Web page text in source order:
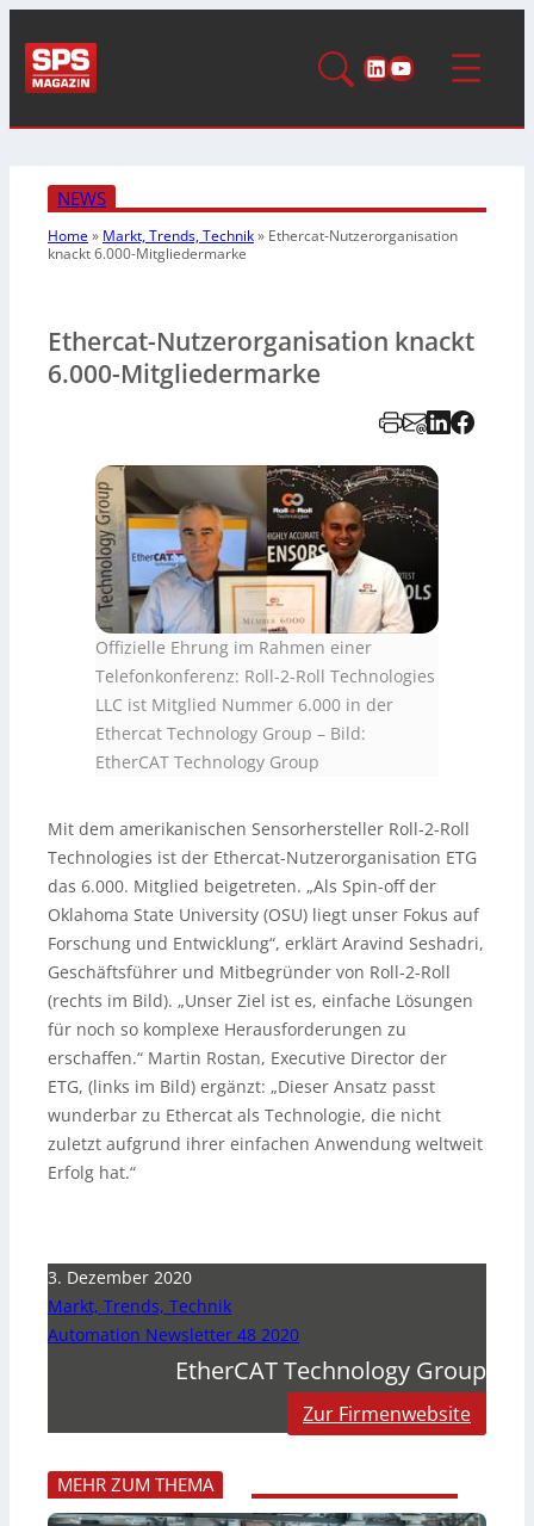
LinkedIn
YouTube
NEWS
Home» Markt, Trends, Technik» Ethercat-Nutzerorganisation
knackt 6.000-Mitgliedermarke
Ethercat-Nutzerorganisation knackt
6.000-Mitgliedermarke
Offizielle Ehrung im Rahmen einer
Telefonkonferenz: Roll-2-Roll Technologies
LLC ist Mitglied Nummer 6.000 in der
Ethercat Technology Group – Bild:
EtherCAT Technology Group
Mit dem amerikanischen Sensorhersteller Roll-2-Roll
Technologies ist der Ethercat-Nutzerorganisation ETG
das 6.000. Mitglied beigetreten. „Als Spin-off der
Oklahoma State University (OSU) liegt unser Fokus auf
Forschung und Entwicklung“, erklärt Aravind Seshadri,
Geschäftsführer und Mitbegründer von Roll-2-Roll
(rechts im Bild). „Unser Ziel ist es, einfache Lösungen
für noch so komplexe Herausforderungen zu
erschaffen.“ Martin Rostan, Executive Director der
ETG, (links im Bild) ergänzt: „Dieser Ansatz passt
wunderbar zu Ethercat als Technologie, die nicht
zuletzt aufgrund ihrer einfachen Anwendung weltweit
Erfolg hat.“
3. Dezember 2020
Markt, Trends, Technik
Automation Newsletter 48 2020
EtherCAT Technology Group
Zur Firmenwebsite
MEHR ZUM THEMA